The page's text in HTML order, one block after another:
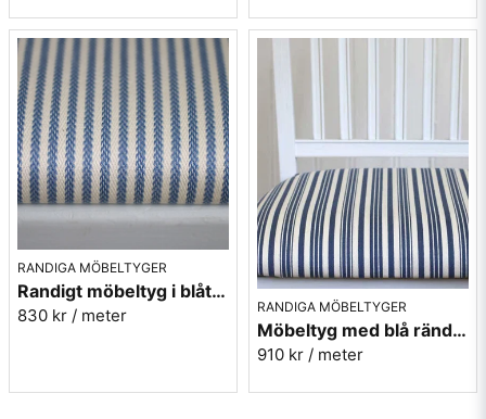
RANDIGA MÖBELTYGER
Randigt möbeltyg i blått - Sofia Rand nr.50
830 kr / meter RANDIGA MÖBELTYGER
Möbeltyg med blå ränder i eko-bomull - Fredrika nr.50
910 kr / meter